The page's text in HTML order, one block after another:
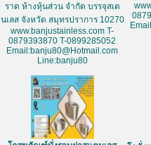
ราด ห้างหุ้นส่วน จำกัด บรรจุสเต
นเลส จังหวัด สมุทรปราการ 10270
www.banjustainless.com T-
0879393870 T-0899285052
Email:banju80@Hotmail.com
Line:banju80